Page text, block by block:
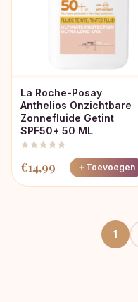
La Roche-Posay
Anthelios Onzichtbare
Zonnefluide Getint
SPF50+ 50 ML
€14,99 Toevoegen
1